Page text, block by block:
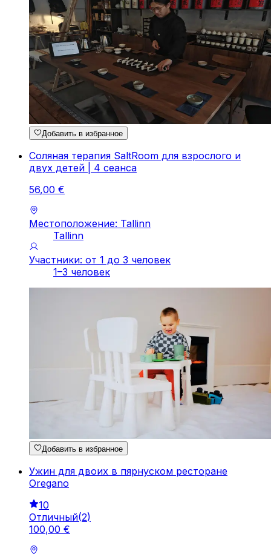
Добавить в избранное
Соляная терапия SaltRoom для взрослого и
двух детей | 4 сеанса
56,00 €
Местоположение: Tallinn
Tallinn
Участники: от 1 до 3 человек
1–3 человек
Добавить в избранное
Ужин для двоих в пярнуском ресторане
Oregano
10
Отличный(2)
100,00 €